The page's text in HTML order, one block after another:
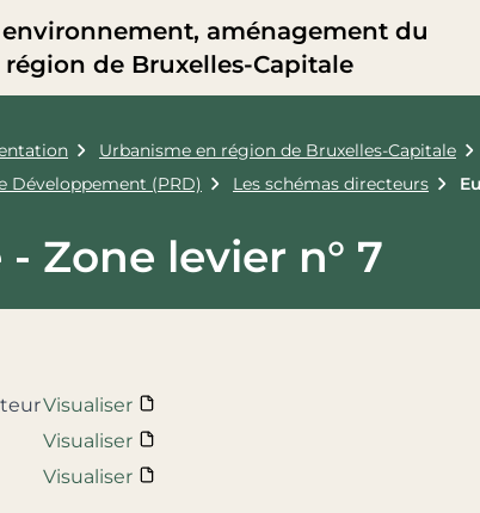
aménagement du
de Bruxelles-Capitale
Urbanisme en région de Bruxelles-Capitale
Développement (PRD)
Les schémas directeurs
Zone levier n° 7
Visualiser
Visualiser
Visualiser